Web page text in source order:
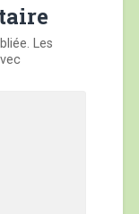
Les